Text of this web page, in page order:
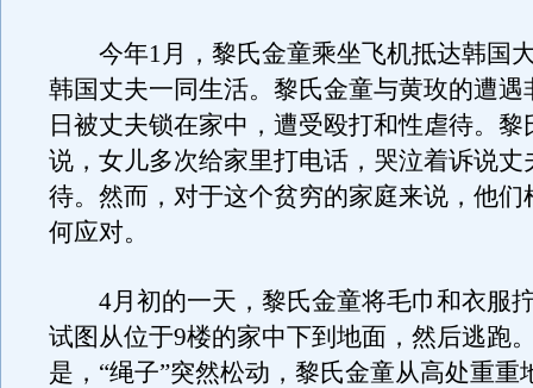
今年1月，黎氏金童乘坐飞机抵达韩国
韩国丈夫一同生活。黎氏金童与黄玫的遭遇
日被丈夫锁在家中，遭受殴打和性虐待。黎
说，女儿多次给家里打电话，哭泣着诉说丈
待。然而，对于这个贫穷的家庭来说，他们
何应对。
4月初的一天，黎氏金童将毛巾和衣服拧
试图从位于9楼的家中下到地面，然后逃跑
是，“绳子”突然松动，黎氏金童从高处重重